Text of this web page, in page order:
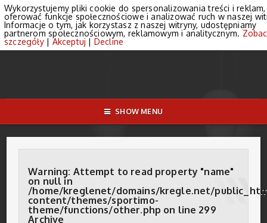
SHOW MENU
Warning: Attempt to read property "name"
on null in
/home/kreglenet/domains/kregle.net/
content/themes/sportimo-
theme/functions/other.php on line 299
Archive
Wykorzystujemy pliki cookie do spersonalizowania treści i
oferować funkcje społecznościowe i analizować ruch w naszej
Informacje o tym, jak korzystasz z naszej witryny, udostępniamy
partnerom społecznościowym, reklamowym i analitycznym.
szczegóły| Akceptuj | Decline